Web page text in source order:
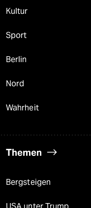
Kultur
Sport
Berlin
Nord
Wahrheit
Themen
Bergsteigen